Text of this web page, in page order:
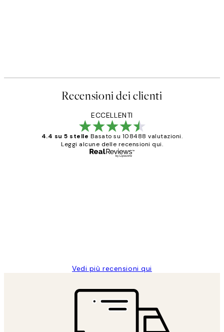
Recensioni dei clienti
ECCELLENTI
4.4 su 5 stelle Basato su 108488 valutazioni.
Leggi alcune delle recensioni qui.
Vedi più recensioni qui